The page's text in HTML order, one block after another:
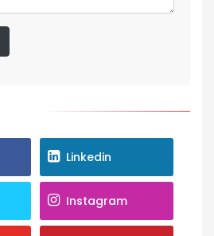
Linkedin
Instagram